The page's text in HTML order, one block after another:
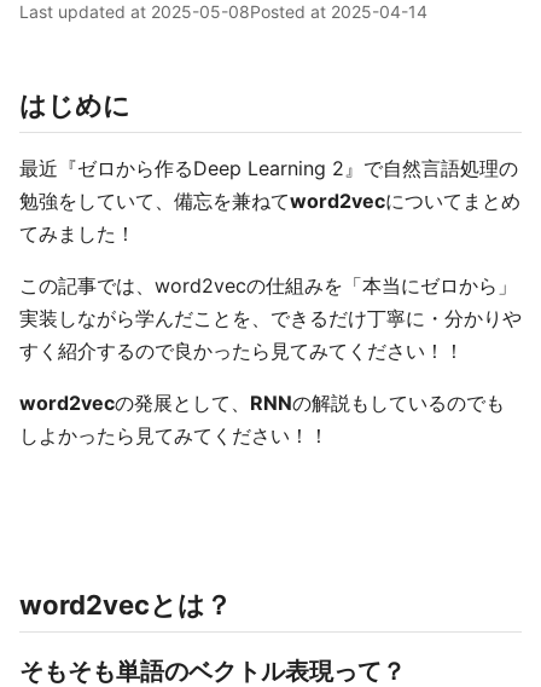
Last updated at 2025-05-08Posted at 2025-04-14
はじめに
最近『ゼロから作るDeep Learning 2』で自然言語処理の
勉強をしていて、備忘を兼ねてword2vecについてまとめ
てみました！
この記事では、word2vecの仕組みを「本当にゼロから」
実装しながら学んだことを、できるだけ丁寧に・分かりや
すく紹介するので良かったら見てみてください！！
word2vecの発展として、 RNNの解説もしているのでも
しよかったら見てみてください！！
word2vecとは？
そもそも単語のベクトル表現って？